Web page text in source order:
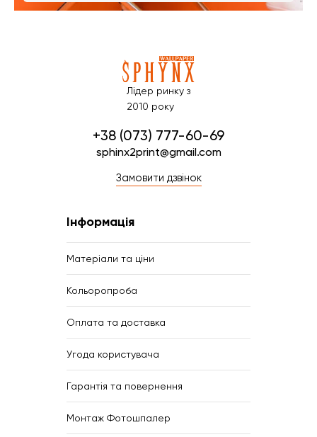
Лідер ринку з
2010 року
+38 (073) 777-60-69
sphinx2print@gmail.com
Замовити дзвінок
Інформація
Матеріали та ціни
Кольоропроба
Оплата та доставка
Угода користувача
Гарантія та повернення
Монтаж Фотошпалер